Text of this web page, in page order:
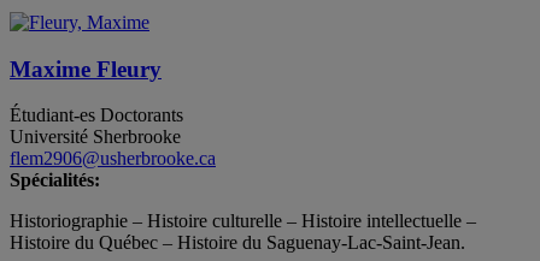
Maxime Fleury
Étudiant-es Doctorants
Université Sherbrooke
flem2906@usherbrooke.ca
Spécialités:
Historiographie – Histoire culturelle – Histoire intellectuelle –
Histoire du Québec – Histoire du Saguenay-Lac-Saint-Jean.